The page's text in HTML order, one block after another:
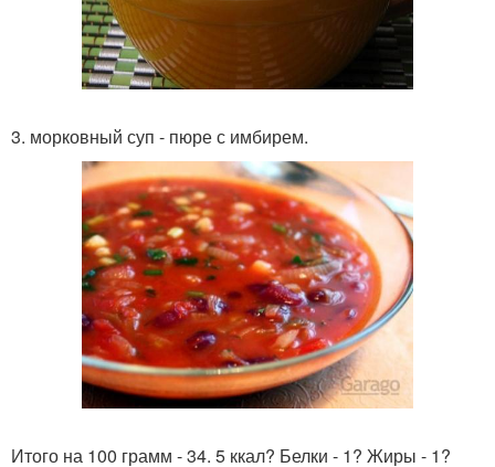
3. морковный суп - пюре с имбирем.
Итого на 100 грамм - 34. 5 ккал? Белки - 1? Жиры - 1?